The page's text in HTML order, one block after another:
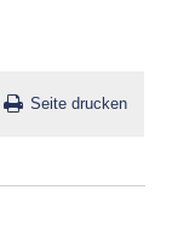
Seite drucken